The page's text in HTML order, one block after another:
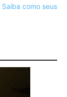
Saiba como seus